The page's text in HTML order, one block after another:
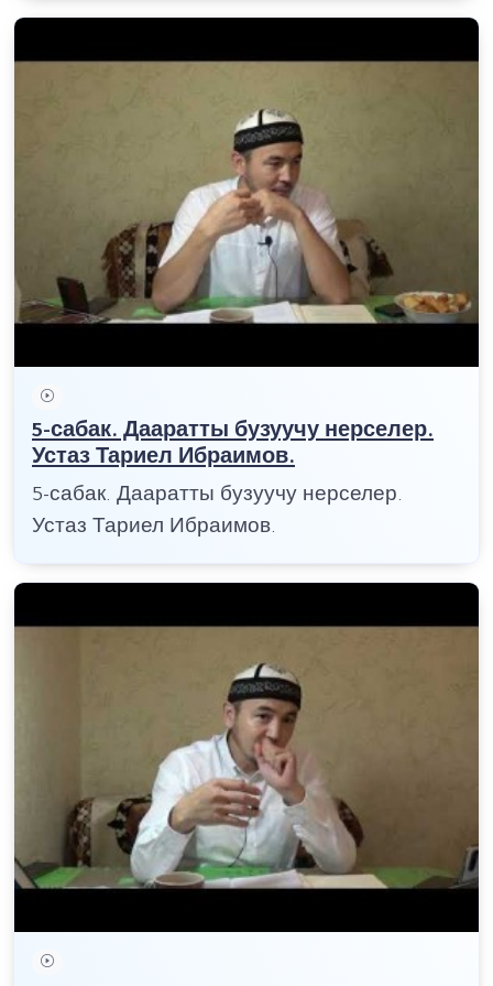
5-сабак. Дааратты бузуучу нерселер.
Устаз Тариел Ибраимов.
5-сабак. Дааратты бузуучу нерселер.
Устаз Тариел Ибраимов.